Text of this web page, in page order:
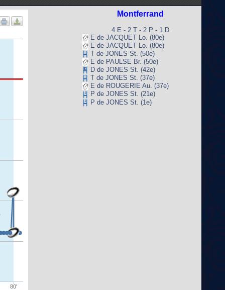
80'
Montferrand
4 E - 2 T - 2 P - 1 D
E de JACQUET Lo. (80e)
E de JACQUET Lo. (80e)
T de JONES St. (50e)
E de PAULSE Br. (50e)
D de JONES St. (42e)
T de JONES St. (37e)
E de ROUGERIE Au. (37e)
P de JONES St. (21e)
P de JONES St. (1e)